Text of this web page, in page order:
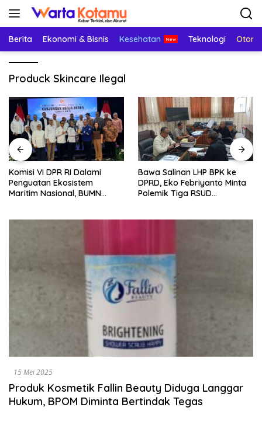
Langsung
Berita Ekonomi & Bisnis Kesehatan Teknologi
Produck Skincare Ilegal
Komisi VI DPR RI Dalami
Penguatan Ekosistem
Maritim Nasional, BUMN
Bawa Salinan LHP BPK ke
DPRD, Eko Febriyanto Minta
Polemik Tiga RSUD
15 Mei 2025
Produk Kosmetik Fallin Beauty Diduga Langgar
Hukum, BPOM Diminta Bertindak Tegas